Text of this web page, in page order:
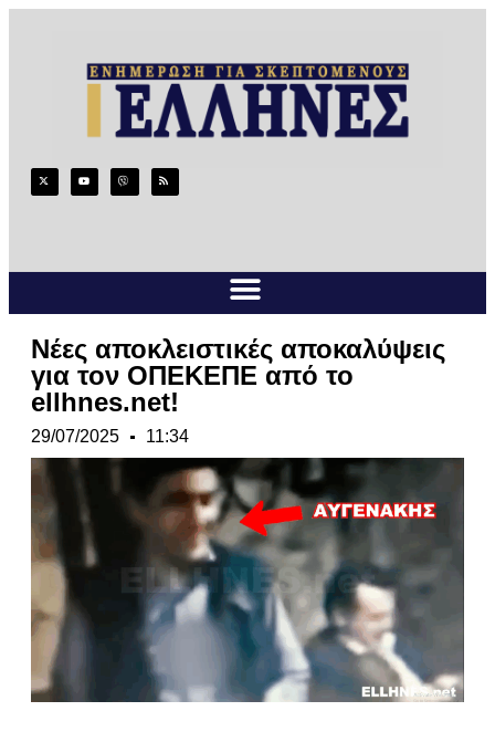
Nέες αποκλειστικές αποκαλύψεις
για τον ΟΠΕΚΕΠΕ από το
ellhnes.net!
29/07/2025 11:34